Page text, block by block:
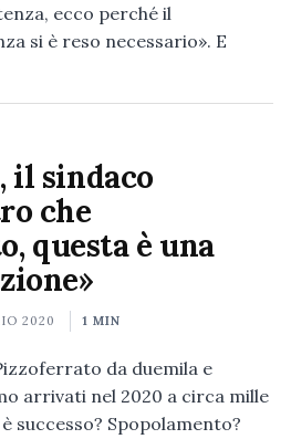
ecco perché il
si è reso necessario». E
il sindaco
che
questa è una
2020 1 MIN
da duemila e
arrivati nel 2020 a circa mille
successo? Spopolamento?